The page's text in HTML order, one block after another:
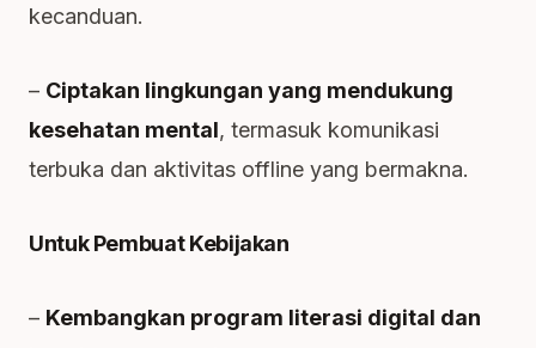
kecanduan.
– Ciptakan lingkungan yang mendukung
kesehatan mental, termasuk komunikasi
terbuka dan aktivitas offline yang bermakna.
Untuk Pembuat Kebijakan
– Kembangkan program literasi digital dan